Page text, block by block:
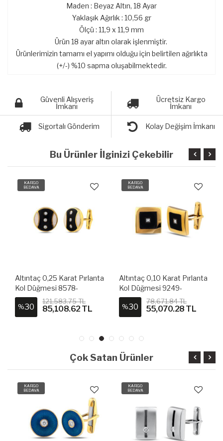
Maden : Beyaz Altın, 18 Ayar
Yaklaşık Ağırlık : 10,56 gr
Ölçü : 11,9 x 11,9 mm
Ürün 18 ayar altın olarak işlenmiştir.
Ürünlerimizin tamamı el yapımı olduğu için belirtilen ağırlıkta
(+/-) %10 sapma oluşabilmektedir.
Güvenli Alışveriş
İmkanı
Ücretsiz Kargo
İmkanı
Sigortalı Gönderim Kolay Değişim İmkanı
Bu Ürünler İlginizi Çekebilir
KARGO
BEDAVA
Altıntaç 0,25 Karat Pırlanta
Kol Düğmesi 8578-
PDM0007
%30
121,583.75 TL
85,108.62 TL
KARGO
BEDAVA
Altıntaç 0,10 Karat Pırlanta
Kol Düğmesi 9249-
PDM0001
%30
78,671.84 TL
55,070.28 TL
Çok Satan Ürünler
KARGO
BEDAVA
KARGO
BEDAVA